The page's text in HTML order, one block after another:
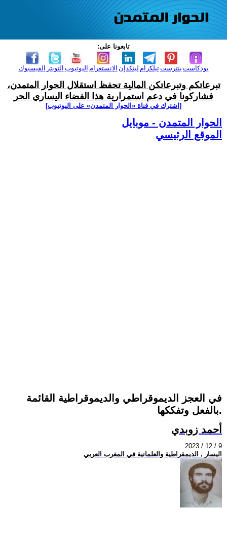
تابعونا على:
الفيسبوك التويتر اليوتيوب الانستغرام لينكدإن تيلكرامبنترست بودكاست
تبرعاتكم وتبرعاتكن المالية تحفظ استقلال الحوار المتمدن،
فشاركونا في دعم استمرارية هذا الفضاء اليساري الحر
[اشترك في قناة ‫«الحوار المتمدن» على اليوتيوب]
الحوار المتمدن - موبايل
الموقع الرئيسي
في العجز الديموقراطي والديموقراطية القائمة
بالفعل وتفككها.
أحمد زوبدي
2023 / 12 / 9
اليسار , الديمقراطية والعلمانية في المغرب العربي